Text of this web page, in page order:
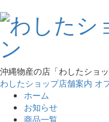
沖縄物産の店「わしたショ
わしたショップ店舗案内 オ
ホーム
お知らせ
商品一覧